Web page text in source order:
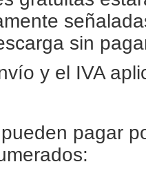
sin
y el IVA
pagar